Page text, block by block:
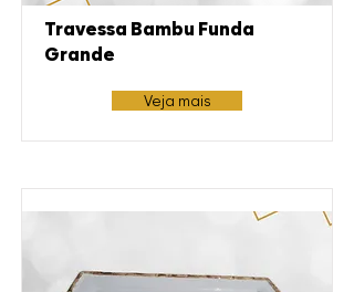
Travessa Bambu Funda
Grande
Veja mais